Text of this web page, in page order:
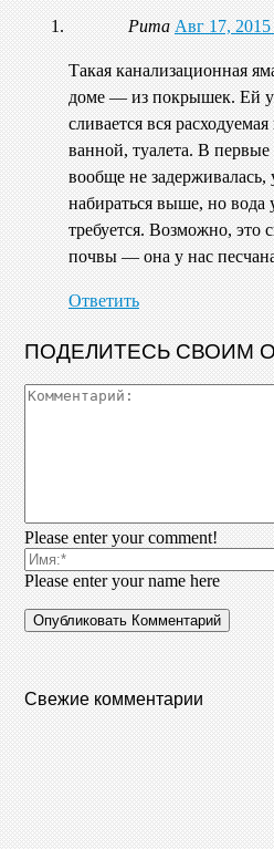
Рита Авг 17, 2015
Такая канализационная
доме — из покрышек. Ей
сливается вся
ванной, туалета. В первые
вообще не задерживалась,
набираться выше, но вода
требуется. Возможно, это
почвы — она у нас
Ответить
ПОДЕЛИТЕСЬ СВОИМ
Please enter your comment!
Please enter your name here
Свежие комментарии